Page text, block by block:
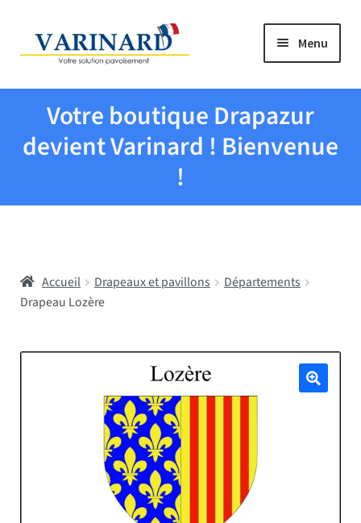
Aller à la navigation
Aller au contenu Menu
Tous les produits
Drapeaux et pavillons
Écoles
Votre boutique Drapazur
devient Varinard ! Bienvenue
!
Accueil Drapeaux et pavillons
Départements
Drapeau Lozère